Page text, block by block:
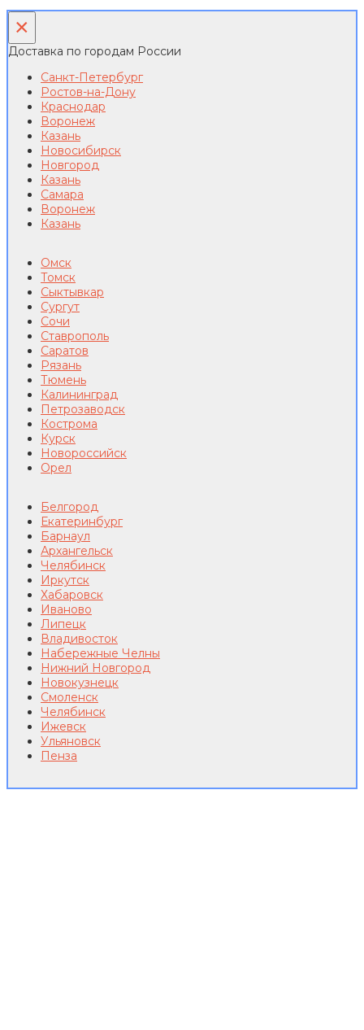
×
Доставка по городам России
Санкт-Петербург
Ростов-на-Дону
Краснодар
Воронеж
Казань
Новосибирск
Новгород
Казань
Самара
Воронеж
Казань
Омск
Томск
Сыктывкар
Сургут
Сочи
Ставрополь
Саратов
Рязань
Тюмень
Калининград
Петрозаводск
Кострома
Курск
Новороссийск
Орел
Белгород
Екатеринбург
Барнаул
Архангельск
Челябинск
Иркутск
Хабаровск
Иваново
Липецк
Владивосток
Набережные Челны
Нижний Новгород
Новокузнецк
Смоленск
Челябинск
Ижевск
Ульяновск
Пенза